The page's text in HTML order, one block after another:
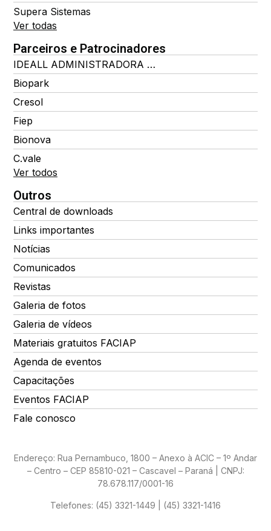
Supera Sistemas
Ver todas
Parceiros e Patrocinadores
IDEALL ADMINISTRADORA DE BENEFÍCIOS
Biopark
Cresol
Fiep
Bionova
C.vale
Ver todos
Outros
Central de downloads
Links importantes
Notícias
Comunicados
Revistas
Galeria de fotos
Galeria de vídeos
Materiais gratuitos FACIAP
Agenda de eventos
Capacitações
Eventos FACIAP
Fale conosco
Endereço: Rua Pernambuco, 1800 – Anexo à ACIC – 1º Andar
– Centro – CEP 85810-021 – Cascavel – Paraná | CNPJ:
78.678.117/0001-16
Telefones: (45) 3321-1449 | (45) 3321-1416